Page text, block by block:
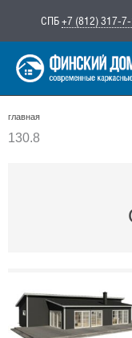
содержимому
СПБ+7 (812) 317-
главная
130.8